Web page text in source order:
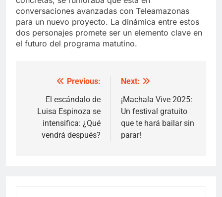
conversaciones avanzadas con Teleamazonas
para un nuevo proyecto. La dinámica entre estos
dos personajes promete ser un elemento clave en
el futuro del programa matutino.
navigation
Previous:
El escándalo de
Luisa Espinoza se
intensifica: ¿Qué
vendrá después?
Next:
¡Machala Vive 2025:
Un festival gratuito
que te hará bailar sin
parar!